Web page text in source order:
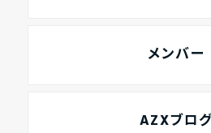
メンバー
AZXブロ